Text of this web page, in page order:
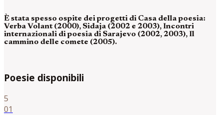
È stata spesso ospite dei progetti di Casa della poesia:
Verba Volant (2000), Sidaja (2002 e 2003), Incontri
internazionali di poesia di Sarajevo (2002, 2003), Il
cammino delle comete (2005).
Poesie disponibili
5
01